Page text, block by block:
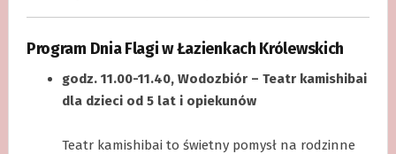
Program Dnia Flagi w Łazienkach Królewskich
godz. 11.00-11.40, Wodozbiór – Teatr kamishibai
dla dzieci od 5 lat i opiekunów
Teatr kamishibai to świetny pomysł na rodzinne